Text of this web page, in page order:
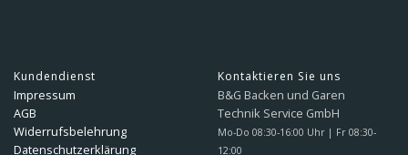
Kundendienst
Impressum
AGB
Widerrufsbelehrung
Datenschutzerklärung
Kontaktieren Sie uns
B&G Backen und Garen
Technik Service GmbH
Mo-Do 08:30-16:00 Uhr | Fr 08:30-
12:00